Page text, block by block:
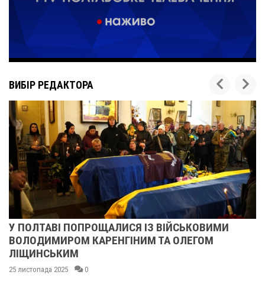
ВИБІР РЕДАКТОРА
ПІСЛЯ ДВОХ ШАХЕДІВ. ЯК
СУМСЬКЕ УЧИЛИЩЕ БУДІВНИЦТВА